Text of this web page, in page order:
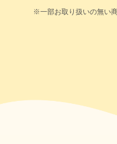
※一部お取り扱いの無い